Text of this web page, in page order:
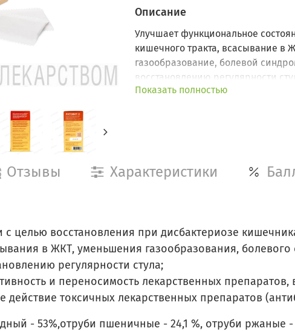
Описание
Улучшает функциональное
кишечного тракта, всасывание в
газообразование, болевой
восстановлению регулярности
действие токсичных
Показать полностью
Характеристики
Отзывы
целью восстановления при дисбактериозе
в ЖКТ, уменьшения газообразования, болевого
регулярности стула;
и переносимость лекарственных
действие токсичных лекарственных препаратов
- 53%,отруби пшеничные - 24,1 %, отруби ржаные